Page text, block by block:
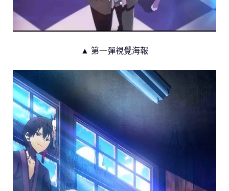
▲ 第一彈視覺海報